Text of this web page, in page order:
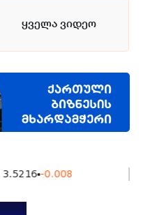
ყველა ვიდეო
-0.008